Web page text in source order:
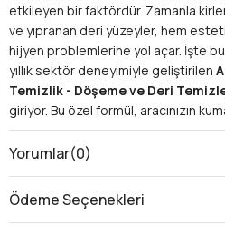
etkileyen bir faktördür. Zamanla
ve yıpranan deri yüzeyler, hem
hijyen problemlerine yol açar. İşte
yıllık sektör deneyimiyle geliştirilen
Temizlik - Döşeme ve Deri
giriyor. Bu özel formül, aracınızın
derisine, suni deriden vinil
detaylarında derinlemesine ve nazik
tasarlanan bu ürün, inatçı kirleri, yağ
etkili bir şekilde giderirken, yüzeylerin
Yorumlar(0)
Ödeme Seçenekleri